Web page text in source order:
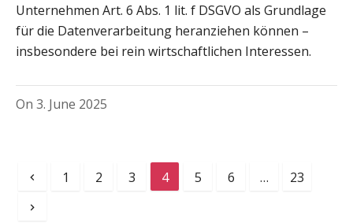
Unternehmen Art. 6 Abs. 1 lit. f DSGVO als Grundlage
für die Datenverarbeitung heranziehen können –
insbesondere bei rein wirtschaftlichen Interessen.
On 3. June 2025
1 2 3 4 5 6 … 23